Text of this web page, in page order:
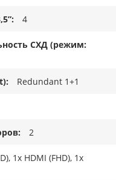
4
СХД (режим:
Redundant 1+1
2
1x HDMI (FHD), 1x